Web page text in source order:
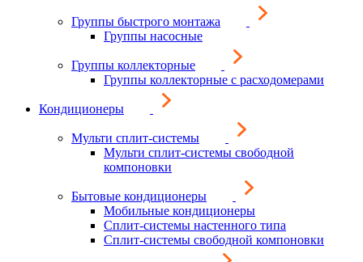
Группы быстрого монтажа
Группы насосные
Группы коллекторные
Группы коллекторные с расходомерами
Кондиционеры
Мульти сплит-системы
Мульти сплит-системы свободной
компоновки
Бытовые кондиционеры
Мобильные кондиционеры
Сплит-системы настенного типа
Сплит-системы свободной компоновки